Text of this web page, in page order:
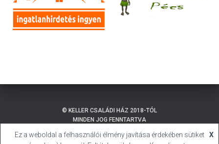
© KELLER CSALÁDI HÁZ 2018-TÓL
MINDEN JOG FENNTARTVA
Ez a weboldal a felhasználói élmény javítása érdekében sütiket
X